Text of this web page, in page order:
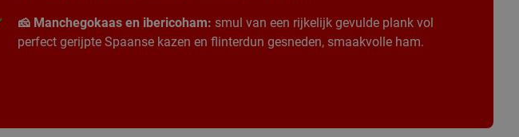
🧀 Manchegokaas en ibericoham: smul van een rijkelijk gevulde plank vol
perfect gerijpte Spaanse kazen en flinterdun gesneden, smaakvolle ham.